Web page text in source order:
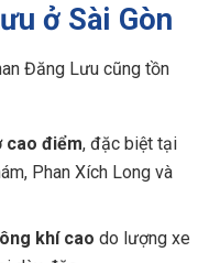
ở Sài Gòn
Đăng Lưu cũng tồn
cao điểm, đặc biệt tại
Phan Xích Long và
khí cao do lượng xe